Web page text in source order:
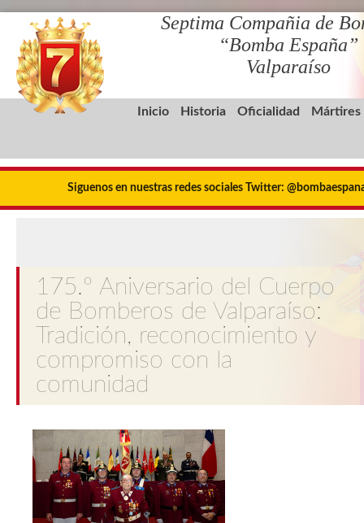
Septima Compañia de
“Bomba España”
Valparaíso
Inicio Historia Oficialidad Mártires
Siguenos en nuestras redes sociales Twitter:
175.º Aniversario del Cuerpo
de Bomberos de Valparaíso:
Tradición, reconocimiento y
compromiso con la
comunidad